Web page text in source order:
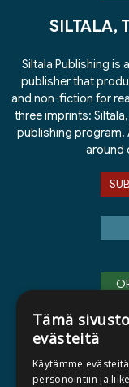
SILTALA,
Siltala Publishing is
publisher that
and non-fiction for
three imprints:
publishing program.
around
Tämä
evästeitä
Käytämme
personointiin ja